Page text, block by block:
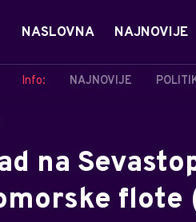
NASLOVNA NAJNOVIJE
Info: NAJNOVIJE
na
flote